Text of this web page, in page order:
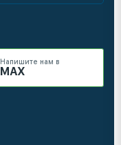
Напишите нам в
MAX